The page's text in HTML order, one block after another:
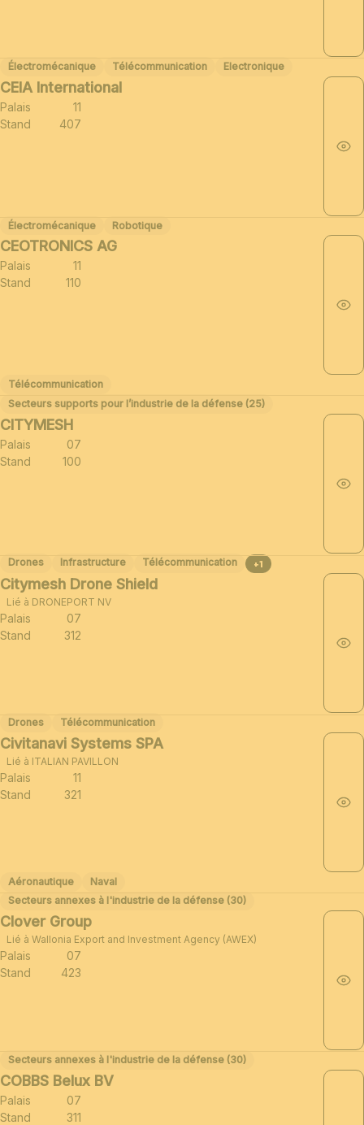
Électromécanique Télécommunication Electronique
CEIA International
Palais
11
Stand
407
Électromécanique Robotique
CEOTRONICS AG
Palais
11
Stand
110
Télécommunication
Secteurs supports pour l’industrie de la défense (25)
CITYMESH
Palais
07
Stand
100
Drones Infrastructure Télécommunication +1
Citymesh Drone Shield
Lié à DRONEPORT NV
Palais
07
Stand
312
Drones Télécommunication
Civitanavi Systems SPA
Lié à ITALIAN PAVILLON
Palais
11
Stand
321
Aéronautique
Naval
Secteurs annexes à l'industrie de la défense (30)
Clover Group
Lié à Wallonia Export and Investment Agency (AWEX)
Palais
07
Stand
423
Secteurs annexes à l'industrie de la défense (30)
COBBS Belux BV
Palais
07
Stand
311